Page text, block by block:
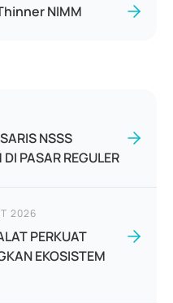
NIMM
NSSS
PASAR REGULER
2026
PERKUAT
EKOSISTEM